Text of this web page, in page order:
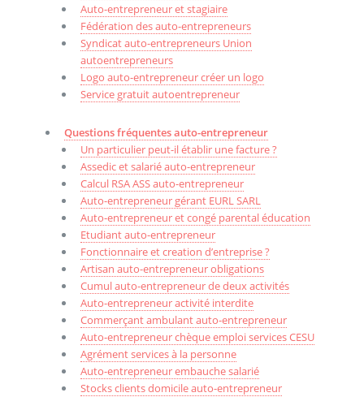
Auto-entrepreneur et stagiaire
Fédération des auto-entrepreneurs
Syndicat auto-entrepreneurs Union
autoentrepreneurs
Logo auto-entrepreneur créer un logo
Service gratuit autoentrepreneur
Questions fréquentes auto-entrepreneur
Un particulier peut-il établir une facture ?
Assedic et salarié auto-entrepreneur
Calcul RSA ASS auto-entrepreneur
Auto-entrepreneur gérant EURL SARL
Auto-entrepreneur et congé parental éducation
Etudiant auto-entrepreneur
Fonctionnaire et creation d’entreprise ?
Artisan auto-entrepreneur obligations
Cumul auto-entrepreneur de deux activités
Auto-entrepreneur activité interdite
Commerçant ambulant auto-entrepreneur
Auto-entrepreneur chèque emploi services CESU
Agrément services à la personne
Auto-entrepreneur embauche salarié
Stocks clients domicile auto-entrepreneur